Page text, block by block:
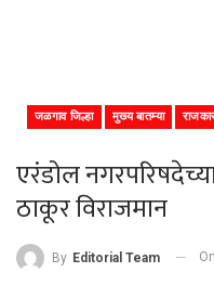
जळगाव जिल्हा मुख्य बातम्या
एरंडोल
ठाकूर विराजमान
By Editorial Team On